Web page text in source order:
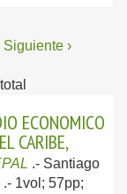
Siguiente ›
ECONOMICO
CARIBE,
.- Santiago
.- 1vol; 57pp;